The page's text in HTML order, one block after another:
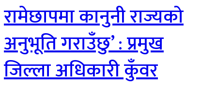
रामेछापमा कानुनी राज्यको
अनुभूति गराउँछु’ : प्रमुख
जिल्ला अधिकारी कुँवर